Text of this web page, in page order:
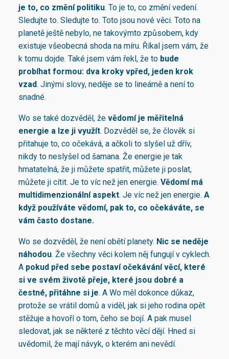
je to, co změní politiku. To je to, co změní vedení.
Sledujte to. Sledujte to. Toto jsou nové věci. Toto na
planetě ještě nebylo, ne takovýmto způsobem, kdy
existuje všeobecná shoda na míru. Říkal jsem vám, že
k tomu dojde. Také jsem vám řekl, že to bude
probíhat formou: dva kroky vpřed, jeden krok
vzad. Jinými slovy, neděje se to lineárně a není to
snadné.
Wo se také dozvěděl, že vědomí je měřitelná
energie a lze ji využít. Dozvěděl se, že člověk si
přitahuje to, co očekává, a ačkoli to slyšel už dřív,
nikdy to neslyšel od šamana. Že energie je tak
hmatatelná, že ji můžete spatřit, můžete ji poslat,
můžete ji cítit. Je to víc než jen energie. Vědomí má
multidimenzionální aspekt. Je víc než jen energie. A
když používáte vědomí, pak to, co očekáváte, se
vám často dostane.
Wo se dozvěděl, že není obětí planety. Nic se neděje
náhodou. Že všechny věci kolem něj fungují v cyklech.
A pokud před sebe postaví očekávání věcí, které
si ve svém životě přeje, které jsou dobré a
čestné, přitáhne si je. A Wo měl dokonce důkaz,
protože se vrátil domů a viděl, jak si jeho rodina opět
stěžuje a hovoří o tom, čeho se bojí. A pak musel
sledovat, jak se některé z těchto věcí dějí. Hned si
uvědomil, že mají návyk, o kterém ani nevědí.